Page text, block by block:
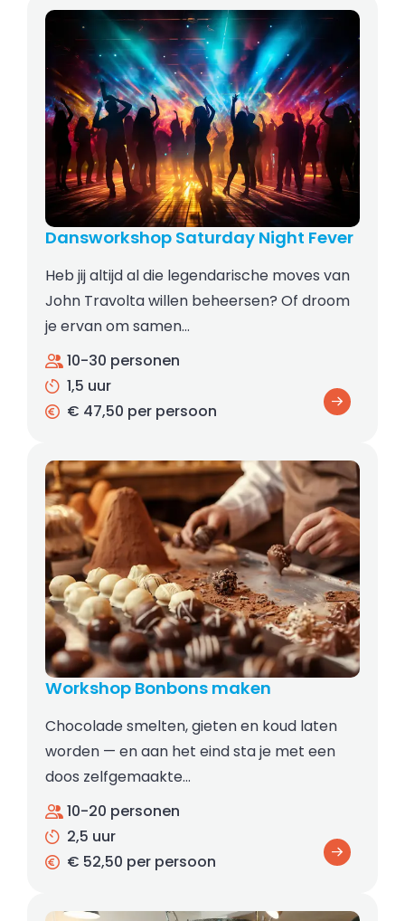
Dansworkshop Saturday Night Fever
Heb jij altijd al die legendarische moves van
John Travolta willen beheersen? Of droom
je ervan om samen…
10-30 personen
1,5 uur
€ 47,50 per persoon
Workshop Bonbons maken
Chocolade smelten, gieten en koud laten
worden — en aan het eind sta je met een
doos zelfgemaakte…
10-20 personen
2,5 uur
€ 52,50 per persoon